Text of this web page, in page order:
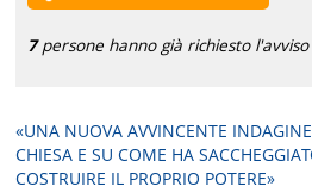
7persone hanno già richiesto l'avviso
«UNA NUOVA AVVINCENTE INDAGINE
CHIESA E SU COME HA
COSTRUIRE IL PROPRIO POTERE»